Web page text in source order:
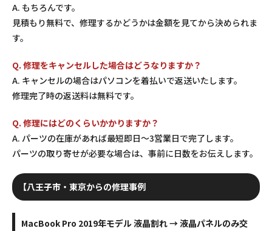
A. もちろんです。
見積もり無料で、修理するかどうかは金額を見てから決められま
す。
Q. 修理をキャンセルした場合はどうなりますか？
A. キャンセルの場合はパソコンを着払いで返送いたします。
修理完了時の返送料は無料です。
Q. 修理にはどのくらいかかりますか？
A. パーツの在庫があれば最短即日〜3営業日で完了します。
パーツの取り寄せが必要な場合は、事前に日数をお伝えします。
【八王子市・東京からの修理事例
MacBook Pro 2019年モデル 液晶割れ → 液晶パネルのみ交